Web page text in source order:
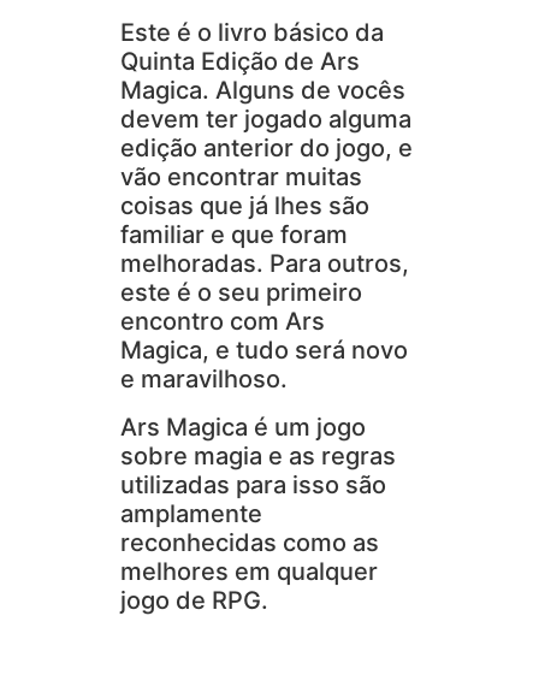
Este é o livro básico da
Quinta Edição de Ars
Magica. Alguns de vocês
devem ter jogado alguma
edição anterior do jogo, e
vão encontrar muitas
coisas que já lhes são
familiar e que foram
melhoradas. Para outros,
este é o seu primeiro
encontro com Ars
Magica, e tudo será novo
e maravilhoso.
Ars Magica é um jogo
sobre magia e as regras
utilizadas para isso são
amplamente
reconhecidas como as
melhores em qualquer
jogo de RPG.